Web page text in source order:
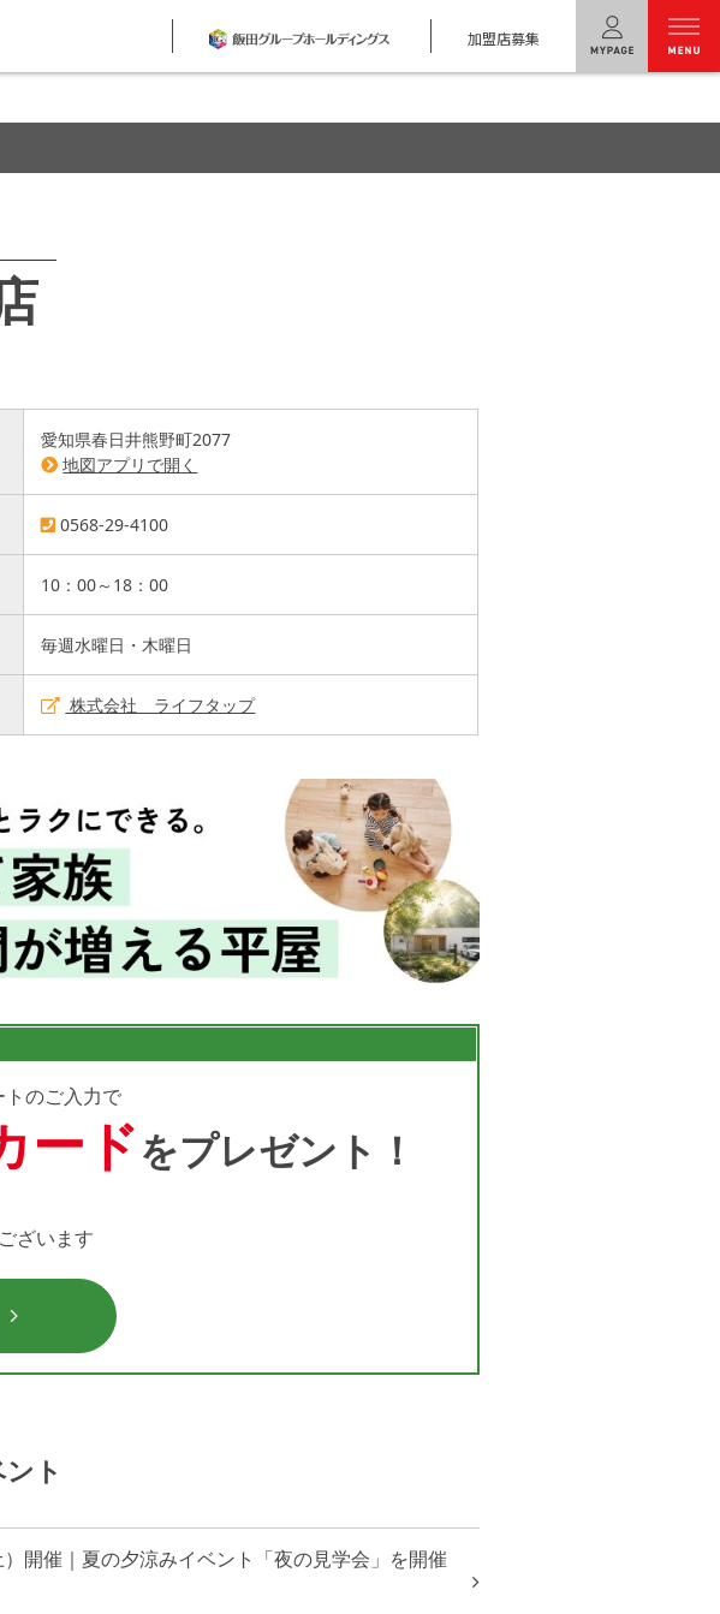
加盟店募集
ユニバーサルホームの特長
モデルハウス検索・見学予約
お問い合わせ
愛知県春日井熊野町2077
地図アプリで開く
0568-29-4100
10：00～18：00
毎週水曜日・木曜日
株式会社 ライフタップ
のご入力で
ードをプレゼント！
ざいます
ト
開催｜夏の夕涼みイベント「夜の見学会」を開催